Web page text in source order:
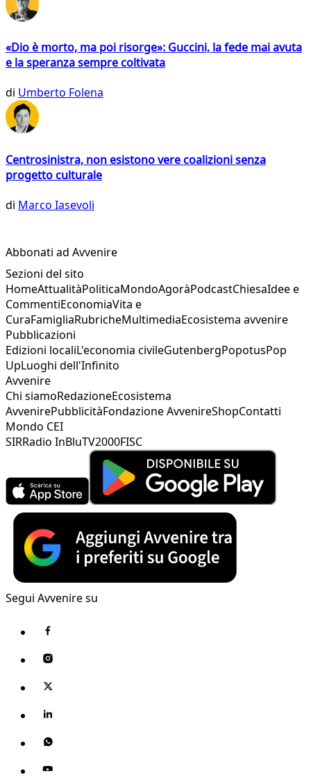
«Dio è morto, ma poi risorge»: Guccini, la fede mai avuta
e la speranza sempre coltivata
di Umberto Folena
Centrosinistra, non esistono vere coalizioni senza
progetto culturale
di Marco Iasevoli
Abbonati ad Avvenire
Sezioni del sito
HomeAttualitàPoliticaMondoAgoràPodcastChiesaIdee e
CommentiEconomiaVita e
CuraFamigliaRubricheMultimediaEcosistema avvenire
Pubblicazioni
Edizioni localiL'economia civileGutenbergPopotusPop
UpLuoghi dell'Infinito
Avvenire
Chi siamoRedazioneEcosistema
AvvenirePubblicitàFondazione AvvenireShopContatti
Mondo CEI
SIRRadio InBluTV2000FISC
Segui Avvenire su